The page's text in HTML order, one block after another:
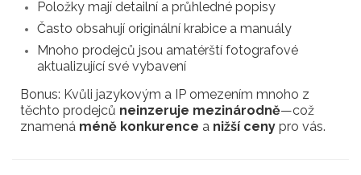
Položky mají detailní a průhledné popisy
Často obsahují originální krabice a manuály
Mnoho prodejců jsou amatérští fotografové
aktualizující své vybavení
Bonus: Kvůli jazykovým a IP omezením mnoho z
těchto prodejců neinzeruje mezinárodně—což
znamená méně konkurence a nižší ceny pro vás.